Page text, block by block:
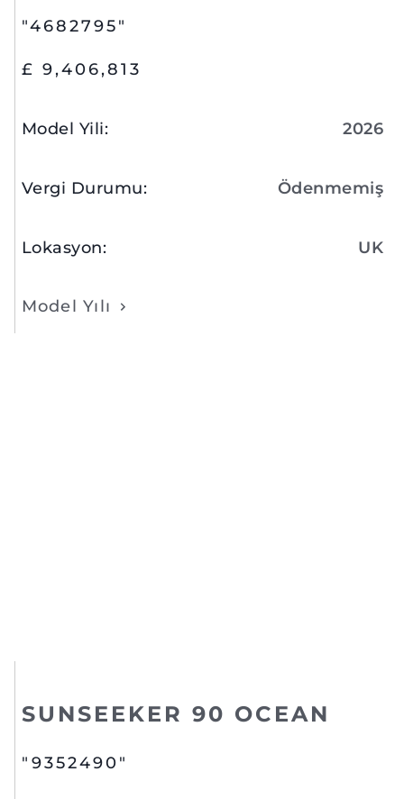
"4682795"
£ 9,406,813
Model Yili: 2026
Vergi Durumu: Ödenmemiş
Lokasyon: UK
Model Yılı
SUNSEEKER 90 OCEAN
"9352490"